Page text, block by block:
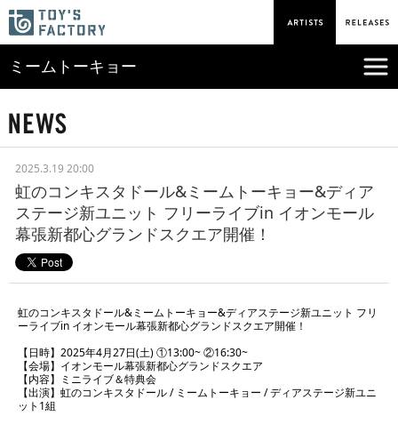
ミームトーキョー
2025.3.19 20:00
虹のコンキスタドール&ミームトーキョー&ディア
ステージ新ユニット フリーライブin イオンモール
幕張新都心グランドスクエア開催！
虹のコンキスタドール&ミームトーキョー&ディアステージ新ユニット フリ
ーライブin イオンモール幕張新都心グランドスクエア開催！
【日時】2025年4月27日(土) ①13:00~ ②16:30~
【会場】イオンモール幕張新都心グランドスクエア
【内容】ミニライブ＆特典会
【出演】虹のコンキスタドール / ミームトーキョー / ディアステージ新ユニ
ット1組